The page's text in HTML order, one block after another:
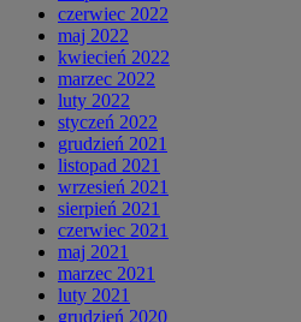
czerwiec 2022
maj 2022
kwiecień 2022
marzec 2022
luty 2022
styczeń 2022
grudzień 2021
listopad 2021
wrzesień 2021
sierpień 2021
czerwiec 2021
maj 2021
marzec 2021
luty 2021
grudzień 2020